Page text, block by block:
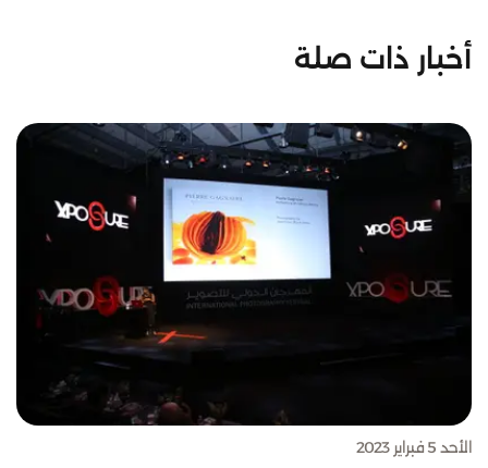
أخبار ذات صلة
الأحد 5 فبراير 2023